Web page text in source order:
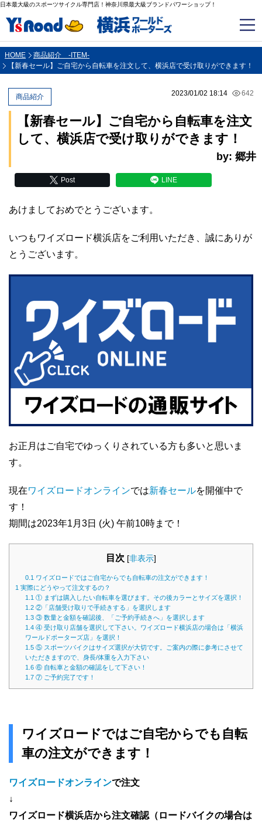
日本最大級のスポーツサイクル専門店！神奈川県最大級ブランドパワーショップ！
HOME
商品紹介 -ITEM-
【新春セール】ご自宅から自転車を注文して、横浜店で受け取りができます！
2023/01/02 18:14 642
商品紹介
【新春セール】ご自宅から自転車を注文
して、横浜店で受け取りができます！
by: 郷井
Post LINE
あけましておめでとうございます。
いつもワイズロード横浜店をご利用いただき、誠にありが
とうございます。
お正月はご自宅でゆっくりされている方も多いと思いま
す。
現在ワイズロードオンラインでは新春セールを開催中で
す！
期間は2023年1月3日 (火) 午前10時まで！
目次 [非表示]
0.1 ワイズロードではご自宅からでも自転車の注文ができます！
1 実際にどうやって注文するの？
1.1 ① まずは購入したい自転車を選びます。その後カラーとサイズを選択！
1.2 ②「店舗受け取りで手続きする」を選択します
1.3 ③ 数量と金額を確認後、「ご予約手続きへ」を選択します
1.4 ④ 受け取り店舗を選択して下さい。ワイズロード横浜店の場合は「横浜
ワールドポーターズ店」を選択！
1.5 ⑤ スポーツバイクはサイズ選択が大切です。ご案内の際に参考にさせて
いただきますので、身長/体重を入力下さい
1.6 ⑥ 自転車と金額の確認をして下さい！
1.7 ⑦ ご予約完了です！
ワイズロードではご自宅からでも自転
車の注文ができます！
ワイズロードオンラインで注文
↓
ワイズロード横浜店から注文確認（ロードバイクの場合は